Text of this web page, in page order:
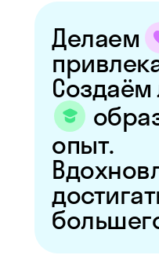
опыт.
Делаем
Телеграм-канал для
Подкаст «Тимлид
Блог на Хабре →
Медиа Skyeng →
Сообщество
Сообщество в